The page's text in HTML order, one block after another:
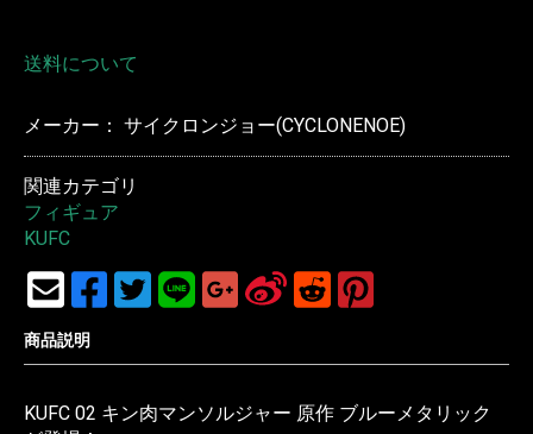
送料について
メーカー： サイクロンジョー(CYCLONENOE)
関連カテゴリ
フィギュア
KUFC
商品説明
KUFC 02 キン肉マンソルジャー 原作 ブルーメタリック